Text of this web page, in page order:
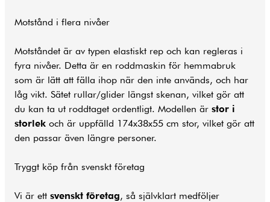
Motstånd i flera nivåer
Motståndet är av typen elastiskt rep och kan regleras i
fyra nivåer. Detta är en roddmaskin för hemmabruk
som är lätt att fälla ihop när den inte används, och har
låg vikt. Sätet rullar/glider längst skenan, vilket gör att
du kan ta ut roddtaget ordentligt. Modellen är stor i
storlek och är uppfälld 174x38x55 cm stor, vilket gör att
den passar även längre personer.
Tryggt köp från svenskt företag
Vi är ett svenskt företag, så självklart medföljer